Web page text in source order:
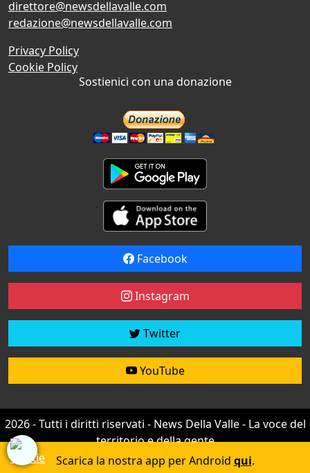
direttore@newsdellavalle.com
redazione@newsdellavalle.com
Privacy Policy
Cookie Policy
Sostienici con una donazione
Facebook
Instagram
Twitter
YouTube
2026 - Tutti i diritti riservati - News Della Valle - La voce del
territorio e della gente
Credit by efree
Scarica la nostra app per Android qui.